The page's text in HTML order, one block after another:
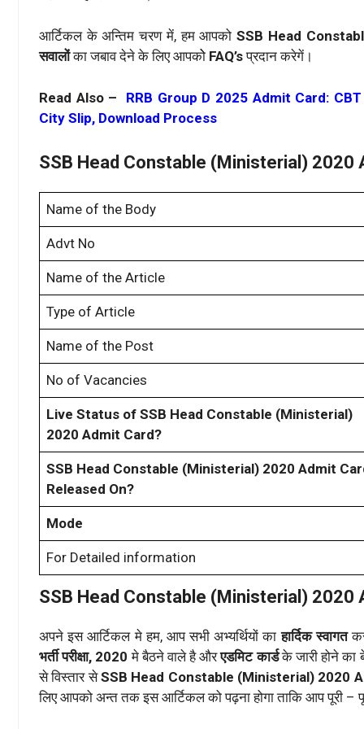
आर्टिकल के अन्तिम चरण में, हम आपकोSSB Head
सवालोंका जबाव देने के लिए आपकोे FAQ’sप्रदान करेगें।
Read Also – RRB Group D 2025 Admit Card:
City Slip, Download Process
SSB Head Constable (Ministerial) 2020
Name of the Body
Advt No
Name of the Article
Type of Article
Name of the Post
No of Vacancies
Live Status of SSB Head Constable (Ministerial)
2020 Admit Card?
SSB Head Constable (Ministerial) 2020 Admit
Released On?
Mode
For Detailed information
SSB Head Constable (Ministerial) 2020
अपने इस आर्टिकल मे हम, आप सभी अभ्यर्थियों काहार्दिक स्वागत
भर्ती परीक्षा, 2020मे बैठने वाले है औरएडमिट कार्डके जारी होने का
से विस्तार सेSSB Head Constable (Ministerial) 2020
लिए आपको अन्त तक इस आर्टिकल को पढ़ना होगा ताकि आप पूरी –